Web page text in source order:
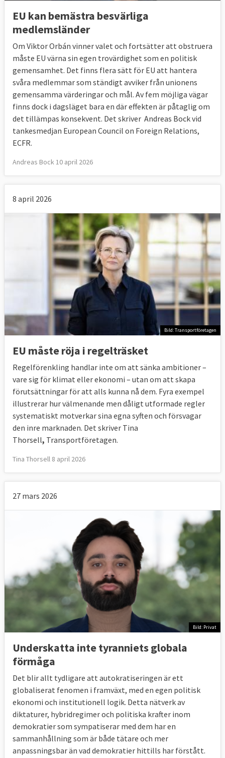
EU kan bemästra besvärliga
medlemsländer
Om Viktor Orbán vinner valet och fortsätter att obstruera
måste EU värna sin egen trovärdighet som en politisk
gemensamhet. Det finns flera sätt för EU att hantera
svåra medlemmar som ständigt avviker från unionens
gemensamma värderingar och mål. Av fem möjliga vägar
finns dock i dagsläget bara en där effekten är påtaglig om
det tillämpas konsekvent. Det skriver Andreas Bock vid
tankesmedjan European Council on Foreign Relations,
ECFR.
Andreas Bock 10 april 2026
8 april 2026
Bild: Transportföretagen
EU måste röja i regelträsket
Regelförenkling handlar inte om att sänka ambitioner –
vare sig för klimat eller ekonomi – utan om att skapa
förutsättningar för att alls kunna nå dem. Fyra exempel
illustrerar hur välmenande men dåligt utformade regler
systematiskt motverkar sina egna syften och försvagar
den inre marknaden. Det skriver Tina
Thorsell, Transportföretagen.
Tina Thorsell 8 april 2026
27 mars 2026
Bild: Privat
Underskatta inte tyranniets globala
förmåga
Det blir allt tydligare att autokratiseringen är ett
globaliserat fenomen i framväxt, med en egen politisk
ekonomi och institutionell logik. Detta nätverk av
diktaturer, hybridregimer och politiska krafter inom
demokratier som sympatiserar med dem har en
sammanhållning som är både tätare och mer
anpassningsbar än vad demokratier hittills har förstått.